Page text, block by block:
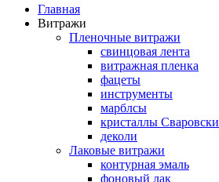
Главная
Витражи
Пленочные витражи
свинцовая лента
витражная пленка
фацеты
инструменты
марблсы
кристаллы Сваровски
деколи
Лаковые витражи
контурная эмаль
фоновый лак